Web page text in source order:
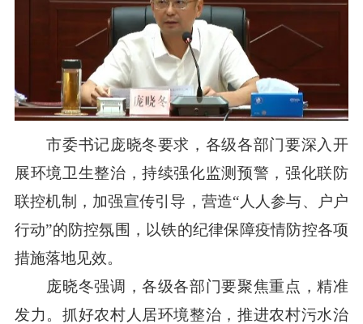
市委书记庞晓冬要求，各级各部门要深入开
展环境卫生整治，持续强化监测预警，强化联防
联控机制，加强宣传引导，营造“人人参与、户户
行动”的防控氛围，以铁的纪律保障疫情防控各项
措施落地见效。
庞晓冬强调，各级各部门要聚焦重点，精准
发力。抓好农村人居环境整治，推进农村污水治